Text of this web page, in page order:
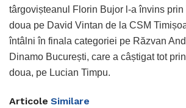
târgovișteanul Florin Bujor l-a învins prin
doua pe David Vintan de la CSM
întâlni în finala categoriei pe Răzvan
Dinamo București, care a câștigat tot
doua, pe Lucian Timpu.
Articole Similare